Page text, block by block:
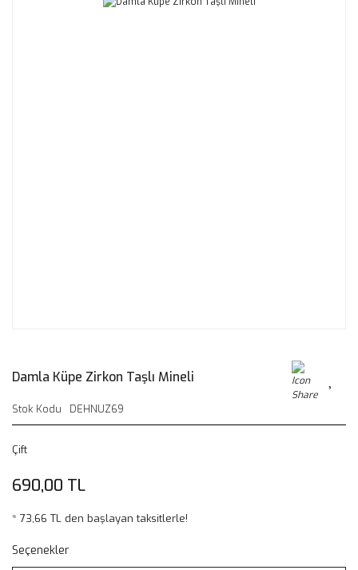
Damla Küpe Zirkon Taşlı Mineli
Stok Kodu DEHNUZ69
Çift
690,00 TL
* 73,66 TL den başlayan taksitlerle!
Seçenekler